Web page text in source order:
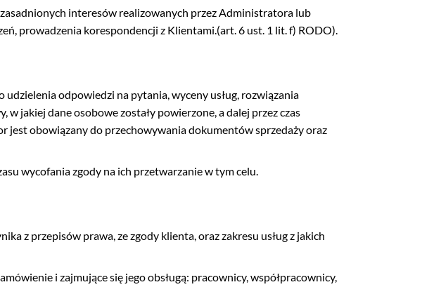
interesów realizowanych przez Administratora lub
prowadzenia korespondencji z Klientami.(art. 6 ust. 1 lit. f) RODO).
odpowiedzi na pytania, wyceny usług, rozwiązania
jakiej dane osobowe zostały powierzone, a dalej przez czas
jest obowiązany do przechowywania dokumentów sprzedaży oraz
wycofania zgody na ich przetwarzanie w tym celu.
z przepisów prawa, ze zgody klienta, oraz zakresu usług z jakich
i zajmujące się jego obsługą: pracownicy, współpracownicy,